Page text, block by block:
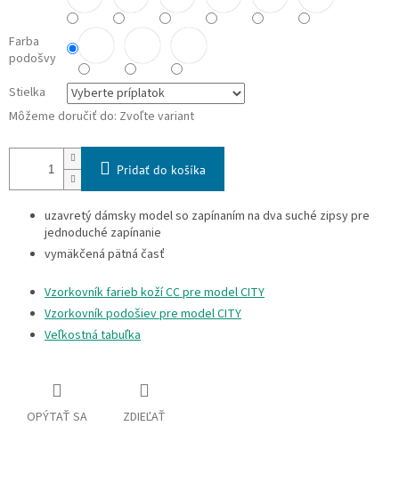
Farba
podošvy
Stielka
Môžeme doručiť do: Zvoľte variant
Pridať do košíka
uzavretý dámsky model so zapínaním na dva suché zipsy pre
jednoduché zapínanie
vymäkčená pätná časť
Vzorkovník farieb koží CC pre model CITY
Vzorkovník podošiev pre model CITY
Veľkostná tabuľka
OPÝTAŤ SA ZDIEĽAŤ